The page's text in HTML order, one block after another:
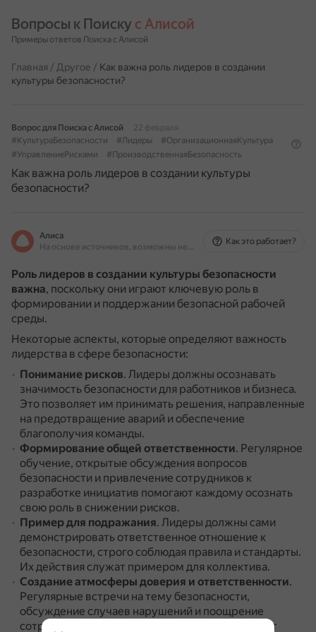
Вопросы к Поиску с Алисой
Примеры ответов Поиска с Алисой
Главная / Другое / Как важна роль лидеров в создании
культуры безопасности?
Вопрос для Поиска с Алисой
22 февраля
#КультураБезопасности
#Лидеры
#ОрганизационнаяКультура
#УправлениеРисками
#ПроизводственнаяБезопасность
Как важна роль лидеров в создании культуры
безопасности?
Алиса
На основе источников, возможны неточности
Как это работает?
Роль лидеров в создании культуры безопасности
важна, поскольку они играют ключевую роль в
формировании и поддержании безопасной рабочей
среды.
Некоторые аспекты, которые определяют важность
лидерства в сфере безопасности:
Понимание рисков. Лидеры должны осознавать
значимость безопасности для работников и бизнеса.
Это позволяет им принимать решения, направленные
на предотвращение аварий и обеспечение
благополучия команды.
Формирование общей ответственности. Регулярное
обучение, открытые обсуждения вопросов
безопасности и привлечение сотрудников к
разработке инициатив помогают каждому осознать
свою роль в снижении рисков.
Пример для подражания. Лидеры должны сами
демонстрировать ответственное отношение к
безопасности, строго соблюдая правила и стандарты.
Их действия служат примером для коллектива.
Создание атмосферы доверия и ответственности.
Регулярные встречи на тему безопасности,
обсуждение случаев нарушений и поощрение
сотрудников за соблюдение стандартов создают